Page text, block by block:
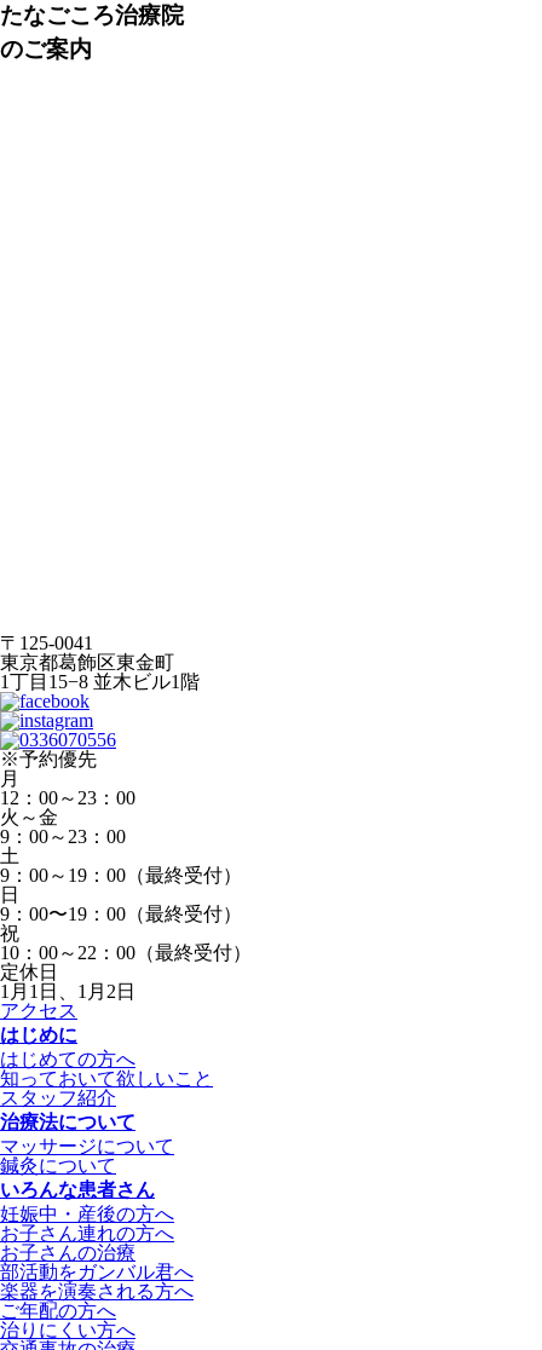
たなごころ治療院
のご案内
〒125-0041
東京都葛飾区東金町
1丁目15−8 並木ビル1階
※予約優先
月
12：00～23：00
火～金
9：00～23：00
土
9：00～19：00（最終受付）
日
9：00〜19：00（最終受付）
祝
10：00～22：00（最終受付）
定休日
1月1日、1月2日
アクセス
はじめに
はじめての方へ
知っておいて欲しいこと
スタッフ紹介
治療法について
マッサージについて
鍼灸について
いろんな患者さん
妊娠中・産後の方へ
お子さん連れの方へ
お子さんの治療
部活動をガンバル君へ
楽器を演奏される方へ
ご年配の方へ
治りにくい方へ